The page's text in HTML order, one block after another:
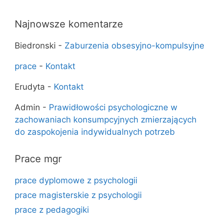
Najnowsze komentarze
Biedronski - Zaburzenia obsesyjno-kompulsyjne
prace - Kontakt
Erudyta - Kontakt
Admin - Prawidłowości psychologiczne w
zachowaniach konsumpcyjnych zmierzających
do zaspokojenia indywidualnych potrzeb
Prace mgr
prace dyplomowe z psychologii
prace magisterskie z psychologii
prace z pedagogiki